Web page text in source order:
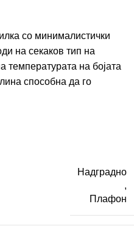
со минималистички
на секаков тип на
на бојата
способна да го
Надградно
,
Плафон